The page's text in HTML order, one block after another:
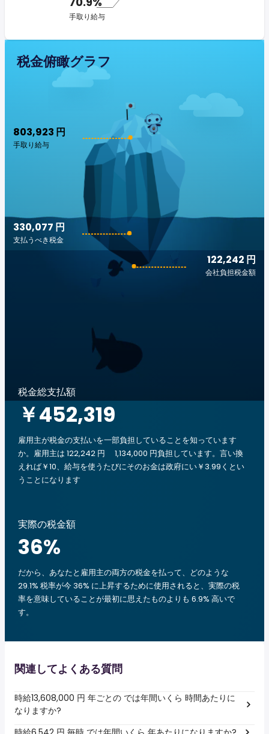
手取り給与
税金俯瞰グラフ
803,923 円
手取り給与
122,242 円
会社負担税金額
330,077 円
支払うべき税金
税金総支払額
￥452,319
雇用主が税金の支払いを一部負担していることを知っています
か。雇用主は 122,242 円 1,134,000 円負担しています。言い換
えれば￥10、給与を使うたびにそのお金は政府にい￥3.99くとい
うことになります
実際の税金額
36%
だから、あなたと雇用主の両方の税金を払って、どのような
29.1% 税率が今 36% に上昇するために使用されると、実際の税
率を意味していることが最初に思えたものよりも 6.9% 高いで
す。
関連してよくある質問
時給13,608,000 円 年ごとの では年間いくら 時間あたりに
なりますか?